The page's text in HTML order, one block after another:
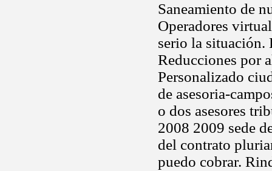
Saneamiento de
Operadores
serio la situación.
Reducciones por
Personalizado
de asesoria-
o dos asesores
2008 2009 sede
del contrato
puedo cobrar.